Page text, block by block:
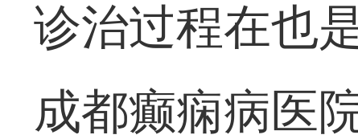
诊治过程在也
成都癫痫病医